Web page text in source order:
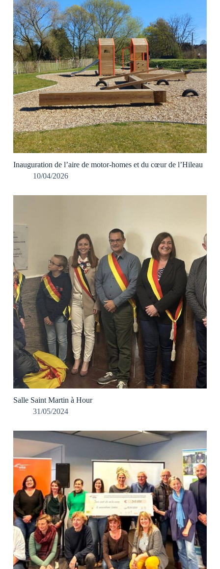
Inauguration de l’aire de motor-homes et du cœur de l’Hileau
10/04/2026
Salle Saint Martin à Hour
31/05/2024